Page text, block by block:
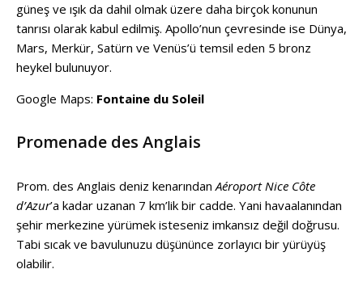
güneş ve ışık da dahil olmak üzere daha birçok konunun
tanrısı olarak kabul edilmiş. Apollo’nun çevresinde ise Dünya,
Mars, Merkür, Satürn ve Venüs’ü temsil eden 5 bronz
heykel bulunuyor.
Google Maps: Fontaine du Soleil
Promenade des Anglais
Prom. des Anglais deniz kenarındanAéroport Nice Côte
d’Azur’a kadar uzanan 7 km’lik bir cadde. Yani havaalanından
şehir merkezine yürümek isteseniz imkansız değil doğrusu.
Tabi sıcak ve bavulunuzu düşününce zorlayıcı bir yürüyüş
olabilir.